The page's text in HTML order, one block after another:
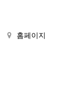
홈페이지